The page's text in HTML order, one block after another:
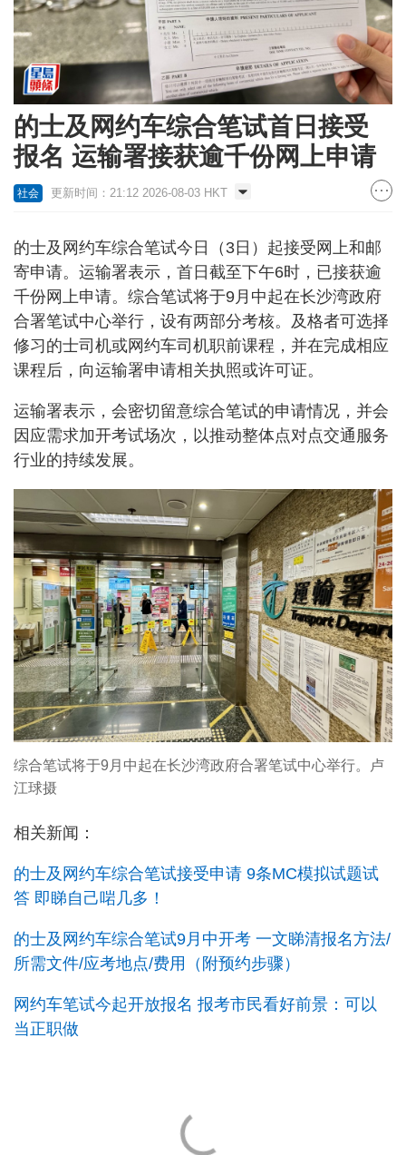
的士及网约车综合笔试首日接受
报名 运输署接获逾千份网上申请
社会 更新时间：21:12 2026-08-03 HKT
的士及网约车综合笔试今日（3日）起接受网上和邮
寄申请。运输署表示，首日截至下午6时，已接获逾
千份网上申请。综合笔试将于9月中起在长沙湾政府
合署笔试中心举行，设有两部分考核。及格者可选择
修习的士司机或网约车司机职前课程，并在完成相应
课程后，向运输署申请相关执照或许可证。
运输署表示，会密切留意综合笔试的申请情况，并会
因应需求加开考试场次，以推动整体点对点交通服务
行业的持续发展。
综合笔试将于9月中起在长沙湾政府合署笔试中心举行。卢
江球摄
相关新闻：
的士及网约车综合笔试接受申请 9条MC模拟试题试
答 即睇自己啱几多！
的士及网约车综合笔试9月中开考 一文睇清报名方法/
所需文件/应考地点/费用（附预约步骤）
网约车笔试今起开放报名 报考市民看好前景：可以
当正职做